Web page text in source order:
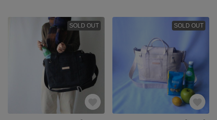
SOLD OUT SOLD OUT